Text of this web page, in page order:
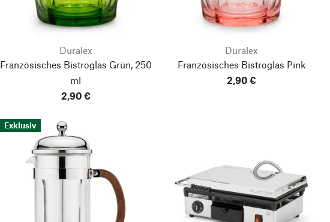
Duralex
Französisches Bistroglas Grün, 250
ml
2,90 €
Duralex
Französisches Bistroglas Pink
2,90 €
Exklusiv